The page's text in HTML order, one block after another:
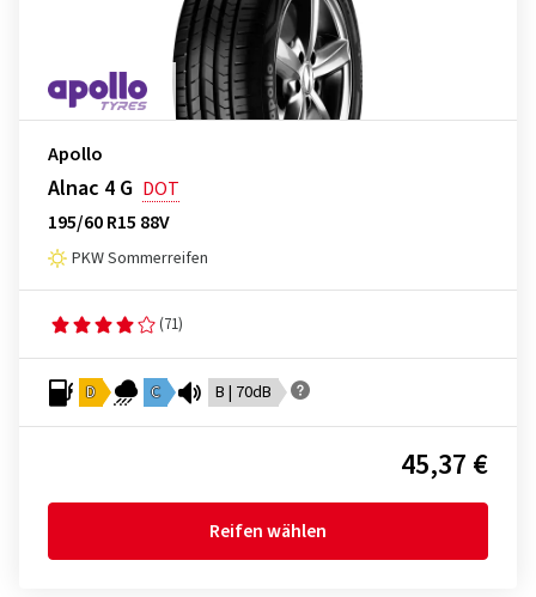
Apollo
Alnac 4 G DOT
195/60 R15 88V
PKW Sommerreifen
(71)
D C B | 70dB
45,37 €
Reifen wählen